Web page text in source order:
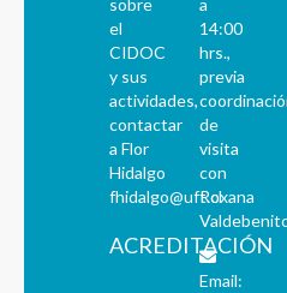
sobre
el
CIDOC
y sus
actividades,
contactar
a Flor
Hidalgo
fhidalgo@uft.cl
ACREDITACIÓN
a
14:00
hrs.,
previa
de
visita
con
Roxana
Email: